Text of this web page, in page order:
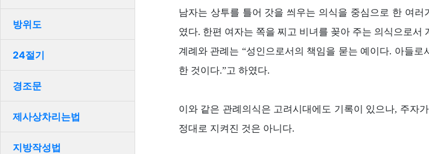
방위도
24절기
경조문
제사상차리는법
지방작성법
남자는 상투를 틀어 갓을 씌우는 의식을 중심으로 한 여
였다. 한편 여자는 쪽을 찌고 비녀를 꽂아 주는 의식으로서
계례와 관례는 “성인으로서의 책임을 묻는 예이다. 아들
한 것이다.”고 하였다.
이와 같은 관례의식은 고려시대에도 기록이 있으나, 주자
정대로 지켜진 것은 아니다.